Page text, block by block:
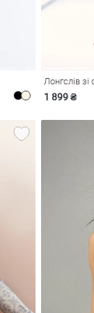
Лонгслів
1 899 ₴